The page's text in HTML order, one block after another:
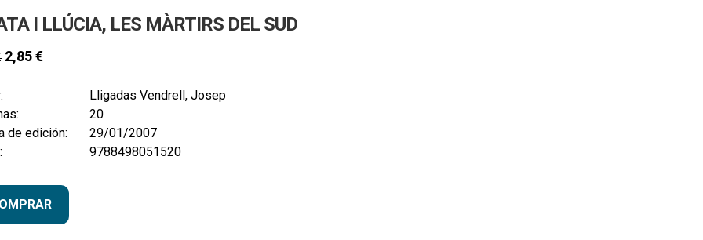
I LLÚCIA, LES MÀRTIRS DEL SUD
2,85€
Lligadas Vendrell, Josep
20
de edición:
29/01/2007
9788498051520